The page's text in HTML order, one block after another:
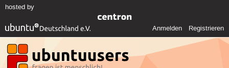
hosted by
Anmelden Registrieren